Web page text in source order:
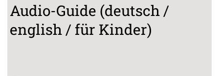
Audio-Guide (deutsch /
english / für Kinder)